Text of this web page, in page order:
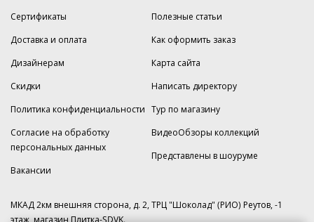
Сертификаты
Доставка и оплата
Дизайнерам
Скидки
Политика конфиденциальности
Согласие на обработку
персональных данных
Вакансии
Полезные статьи
Как оформить заказ
Карта сайта
Написать директору
Тур по магазину
ВидеоОбзоры коллекций
Представлены в шоуруме
МКАД 2км внешняя сторона, д. 2, ТРЦ "Шоколад" (РИО) Реутов, -1
этаж, магазин Плитка-SDVK.